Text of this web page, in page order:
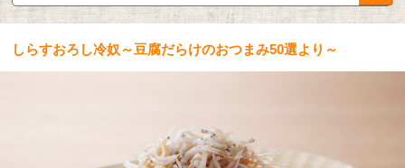
しらすおろし冷奴～豆腐だらけのおつまみ50選より～